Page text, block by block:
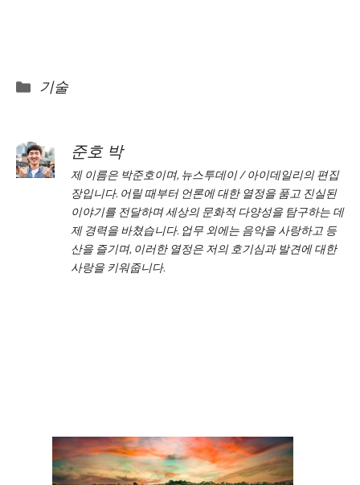
Categories
기술
준호 박
제 이름은 박준호이며, 뉴스투데이 / 아이데일리의 편집
장입니다. 어릴 때부터 언론에 대한 열정을 품고 진실된
이야기를 전달하며 세상의 문화적 다양성을 탐구하는 데
제 경력을 바쳤습니다. 업무 외에는 음악을 사랑하고 등
산을 즐기며, 이러한 열정은 저의 호기심과 발견에 대한
사랑을 키워줍니다.